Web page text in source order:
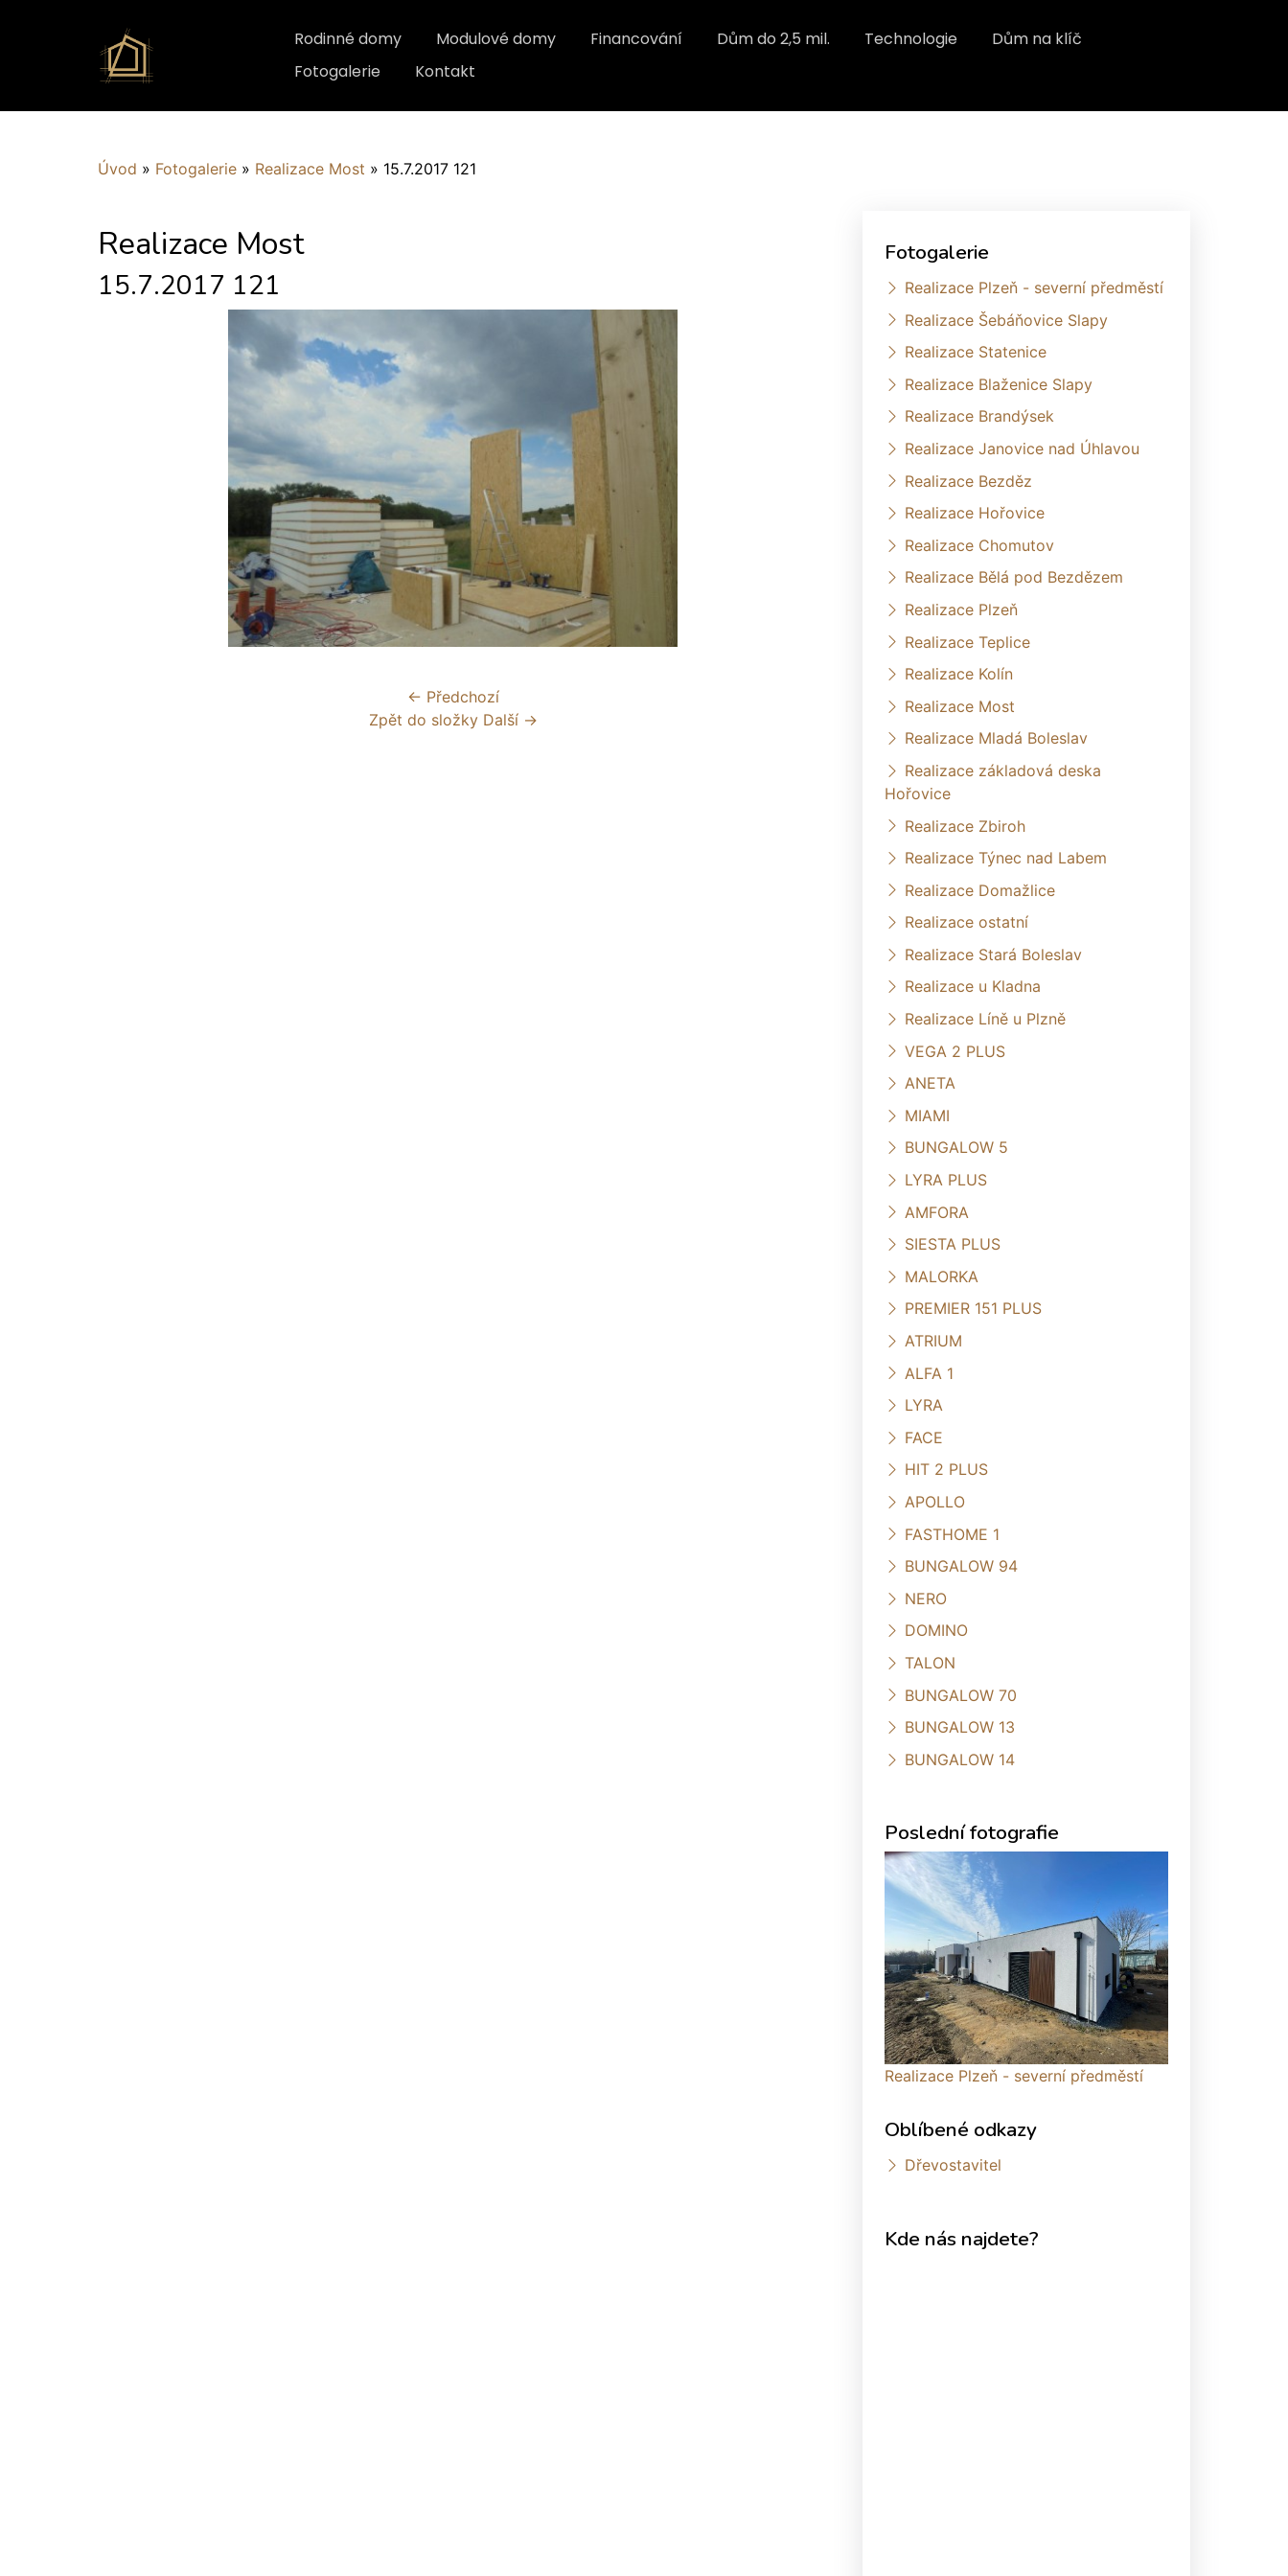
Rodinné domy Modulové domy Financování Dům do 2,5 mil. Technologie
Dům na klíč
Fotogalerie
Kontakt
Úvod » Fotogalerie » Realizace Most » 15.7.2017 121
Realizace Most
15.7.2017 121
← Předchozí
Zpět do složky Další →
Fotogalerie
Realizace Plzeň - severní předměstí
Realizace Šebáňovice Slapy
Realizace Statenice
Realizace Blaženice Slapy
Realizace Brandýsek
Realizace Janovice nad Úhlavou
Realizace Bezděz
Realizace Hořovice
Realizace Chomutov
Realizace Bělá pod Bezdězem
Realizace Plzeň
Realizace Teplice
Realizace Kolín
Realizace Most
Realizace Mladá Boleslav
Realizace základová deska
Hořovice
Realizace Zbiroh
Realizace Týnec nad Labem
Realizace Domažlice
Realizace ostatní
Realizace Stará Boleslav
Realizace u Kladna
Realizace Líně u Plzně
VEGA 2 PLUS
ANETA
MIAMI
BUNGALOW 5
LYRA PLUS
AMFORA
SIESTA PLUS
MALORKA
PREMIER 151 PLUS
ATRIUM
ALFA 1
LYRA
FACE
HIT 2 PLUS
APOLLO
FASTHOME 1
BUNGALOW 94
NERO
DOMINO
TALON
BUNGALOW 70
BUNGALOW 13
BUNGALOW 14
Poslední fotografie
Realizace Plzeň - severní předměstí
Oblíbené odkazy
Dřevostavitel
Kde nás najdete?